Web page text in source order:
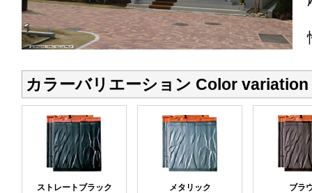
カラーバリエーション Color variation
ストレートブラック メタリック ブラ